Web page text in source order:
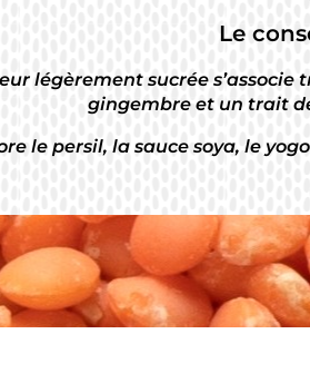
Le
légèrement sucrée
gingembre et un trait
le persil, la sauce soya, le